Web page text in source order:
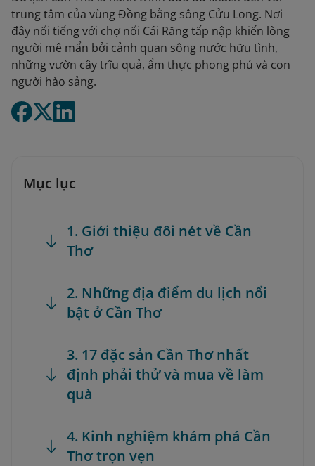
trung tâm của vùng Đồng bằng sông Cửu Long. Nơi
đây nổi tiếng với chợ nổi Cái Răng tấp nập khiến lòng
người mê mẩn bởi cảnh quan sông nước hữu tình,
những vườn cây trĩu quả, ẩm thực phong phú và con
người hào sảng.
Mục lục
1. Giới thiệu đôi nét về Cần
Thơ
2. Những địa điểm du lịch nổi
bật ở Cần Thơ
3. 17 đặc sản Cần Thơ nhất
định phải thử và mua về làm
quà
4. Kinh nghiệm khám phá Cần
Thơ trọn vẹn